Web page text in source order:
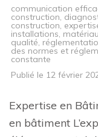
communication
construction
construction
installations
qualité
des normes et
constante
Publié le 12 février
Expertise en
en bâtiment